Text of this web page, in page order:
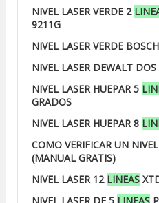
NIVEL LASER VERDE 2
9211G
NIVEL LASER VERDE
NIVEL LASER DEWALT DOS
NIVEL LASER HUEPAR 5
GRADOS
NIVEL LASER HUEPAR 8
COMO VERIFICAR UN
(MANUAL GRATIS)
NIVEL LASER 12 LINEAS